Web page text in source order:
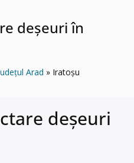
deșeuri în
Arad Iratoşu
deșeuri